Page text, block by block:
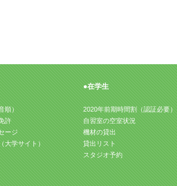
順）
許
ージ
大学サイト）
●在学生
2020年前期時間割（認証必要）
自習室の空室状況
機材の貸出
貸出リスト
スタジオ予約